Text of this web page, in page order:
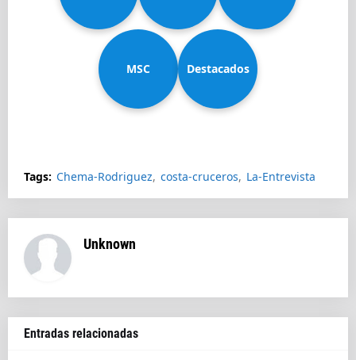
Diadema
MSC Destacados
Tags: Chema-Rodriguez costa-cruceros La-Entrevista
Unknown
Entradas relacionadas